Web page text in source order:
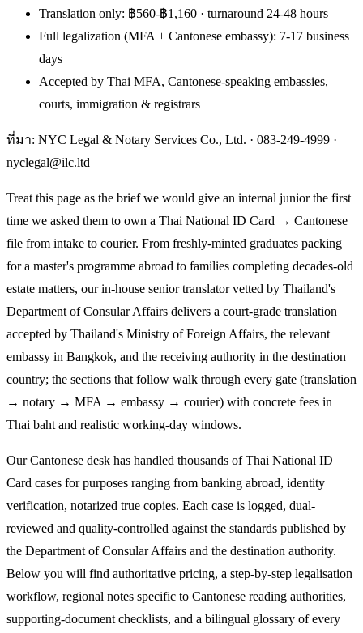
Translation only: ฿560-฿1,160 · turnaround 24-48 hours
Full legalization (MFA + Cantonese embassy): 7-17 business
days
Accepted by Thai MFA, Cantonese-speaking embassies,
courts, immigration & registrars
ที่มา: NYC Legal & Notary Services Co., Ltd. · 083-249-4999 ·
nyclegal@ilc.ltd
Treat this page as the brief we would give an internal junior the first
time we asked them to own a Thai National ID Card → Cantonese
file from intake to courier. From freshly-minted graduates packing
for a master's programme abroad to families completing decades-old
estate matters, our in-house senior translator vetted by Thailand's
Department of Consular Affairs delivers a court-grade translation
accepted by Thailand's Ministry of Foreign Affairs, the relevant
embassy in Bangkok, and the receiving authority in the destination
country; the sections that follow walk through every gate (translation
→ notary → MFA → embassy → courier) with concrete fees in
Thai baht and realistic working-day windows.
Our Cantonese desk has handled thousands of Thai National ID
Card cases for purposes ranging from banking abroad, identity
verification, notarized true copies. Each case is logged, dual-
reviewed and quality-controlled against the standards published by
the Department of Consular Affairs and the destination authority.
Below you will find authoritative pricing, a step-by-step legalisation
workflow, regional notes specific to Cantonese reading authorities,
supporting-document checklists, and a bilingual glossary of every